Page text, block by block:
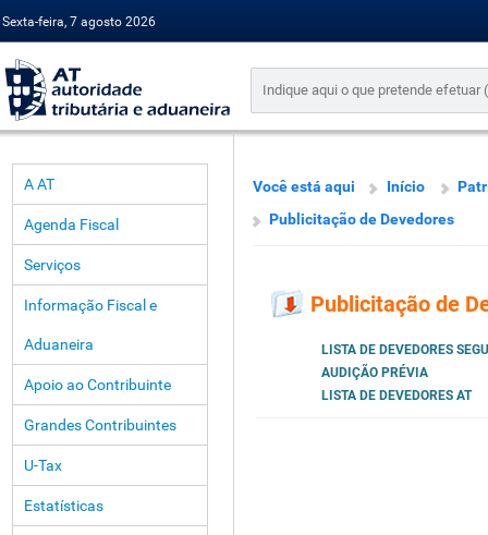
Sexta-feira, 7 agosto 2026
A AT
Agenda Fiscal
Serviços
Informação Fiscal e
Aduaneira
Apoio ao Contribuinte
Grandes Contribuintes
U-Tax
Estatísticas
Você está aqui Início
Publicitação de Devedores
Publicitação de
LISTA DE DEVEDORES
AUDIÇÃO PRÉVIA
LISTA DE DEVEDORES AT